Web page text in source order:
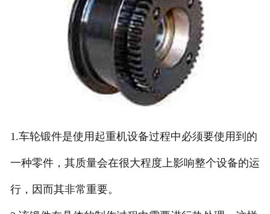
1.车轮锻件是使用起重机设备过程中必须要使用到的
一种零件，其质量会在很大程度上影响整个设备的运
行，因而其非常重要。